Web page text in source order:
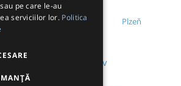
Ploiești Plzeň
Poiana Brașov
pe care le-au
serviciilor lor. Politica